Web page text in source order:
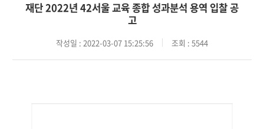
재단 2022년 42서울 교육 종합 성과분석 용역 입찰 공
고
작성일 : 2022-03-07 15:25:56 조회 : 5544